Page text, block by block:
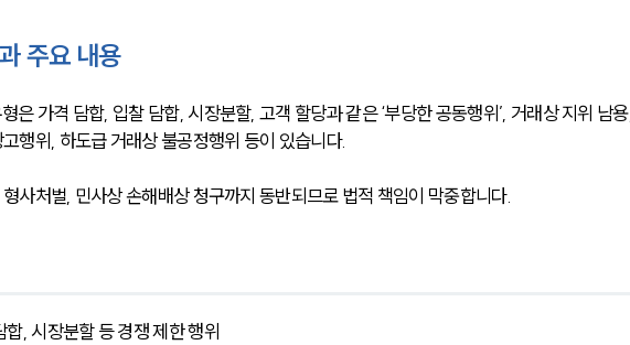
주요 내용
은 가격 담합, 입찰 담합, 시장분할, 고객 할당과 같은 ‘부당한 공동행위’, 거래상 지위 남
행위, 하도급 거래상 불공정행위 등이 있습니다.
사처벌, 민사상 손해배상 청구까지 동반되므로 법적 책임이 막중합니다.
, 시장분할 등 경쟁 제한 행위